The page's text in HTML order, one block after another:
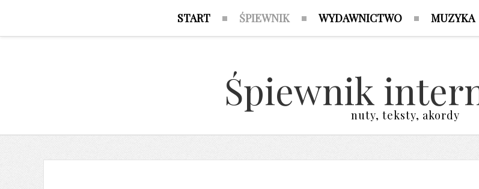
START ŚPIEWNIK WYDAWNICTWO MUZYKA
Śpiewnik
nuty, teksty, akordy